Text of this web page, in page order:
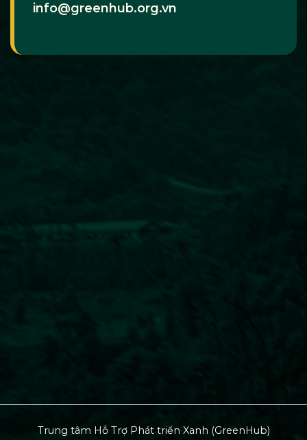
info@greenhub.org.vn
Trung tâm Hỗ Trợ Phát triển Xanh (GreenHub)